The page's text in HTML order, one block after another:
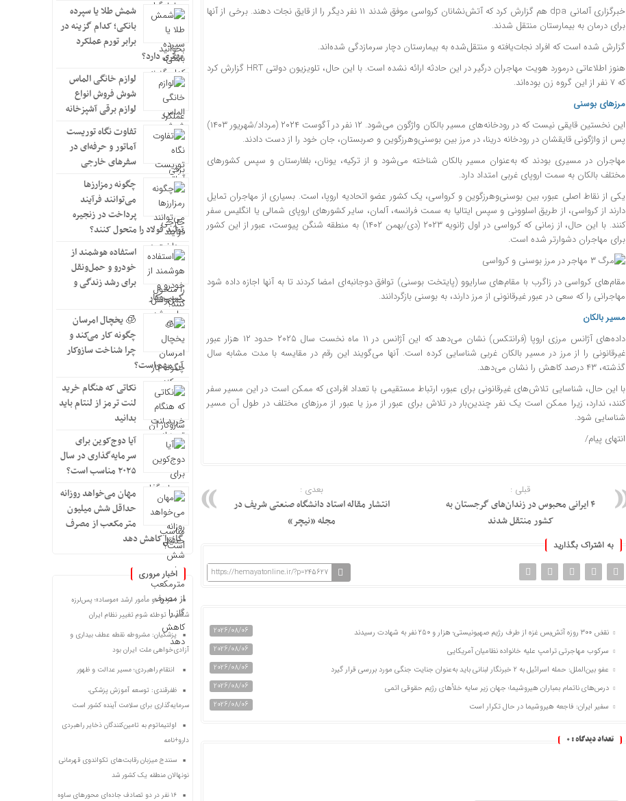
خبرگزاری آلمانی dpa هم گزارش کرد که آتش‌نشانان کرواسی موفق شدند ۱۱ نفر دیگر را از قایق نجات دهند. برخی از آنها
برای درمان به بیمارستان منتقل شدند.
گزارش شده است که افراد نجات‌یافته و منتقل‌شده به بیمارستان دچار سرمازدگی شده‌اند.
هنوز اطلاعاتی درمورد هویت مهاجران درگیر در این حادثه ارائه نشده است. با این حال، تلویزیون دولتی HRT گزارش کرد
که ۷ نفر از این گروه زن بوده‌اند.
مرز‌های بوسنی
این نخستین قایقی نیست که در رودخانه‌های مسیر بالکان واژگون می‌شود. ۱۲ نفر در آگوست ۲۰۲۴ (مرداد/شهریور ۱۴۰۳)
پس از واژگونی قایقشان در رودخانه درینا، در مرز بین بوسنی‌وهرزگوین و صربستان، جان خود را از دست دادند.
مهاجران در مسیری بودند که به‌عنوان مسیر بالکان شناخته می‌شود و از ترکیه، یونان، بلغارستان و سپس کشور‌های
مختلف بالکان به سمت اروپای غربی امتداد دارد.
یکی از نقاط اصلی عبور، بین بوسنی‌وهرزگوین و کرواسی، یک کشور عضو اتحادیه اروپا، است. بسیاری از مهاجران تمایل
دارند از کرواسی، از طریق اسلوونی و سپس ایتالیا به سمت فرانسه، آلمان، سایر کشور‌های اروپای شمالی یا انگلیس سفر
کنند. با این حال، از زمانی که کرواسی در اول ژانویه ۲۰۲۳ (دی/بهمن ۱۴۰۲) به منطقه شنگن پیوست، عبور از این کشور
برای مهاجران دشوارتر شده است.
مقام‌های کرواسی در زاگرب با مقام‌های سارایوو (پایتخت بوسنی) توافق دوجانبه‌ای امضا کردند تا به آنها اجازه داده شود
مهاجرانی را که سعی در عبور غیرقانونی از مرز دارند، به بوسنی بازگردانند.
مسیر بالکان
داده‌های آژانس مرزی اروپا (فرانتکس) نشان می‌دهد که این آژانس در ۱۱ ماه نخست سال ۲۰۲۵ حدود ۱۲ هزار عبور
غیرقانونی را از مرز در مسیر بالکان غربی شناسایی کرده است. آنها می‌گویند این رقم در مقایسه با مدت مشابه سال
گذشته، ۴۳ درصد کاهش را نشان می‌دهد.
با این حال، شناسایی تلاش‌های غیرقانونی برای عبور، ارتباط مستقیمی با تعداد افرادی که ممکن است در این مسیر سفر
کنند، ندارد، زیرا ممکن است یک نفر چندین‌بار در تلاش برای عبور از مرز یا عبور از مرز‌های مختلف در طول آن مسیر
شناسایی شود.
انتهای پیام/
بعدی :
انتشار مقاله استاد دانشگاه صنعتی شریف در
مجله «نیچر»
قبلی :
۴ ایرانی محبوس در زندان‌های گرجستان به
کشور منتقل شدند
به اشتراک بگذارید
https://hemayatonline.ir/?p=245627
نقض ۳۰۰ روزه آتش‌بس غزه از طرف رژیم صهیونیستی؛ هزار و ۲۵۰ نفر به شهادت رسیدند
2026/08/06
سرکوب مهاجرتی ترامپ علیه خانواده نظامیان آمریکایی
2026/08/06
عفو بین‌الملل: حمله اسرائیل به ۲ خبرنگار لبنانی باید به‌عنوان جنایت جنگی مورد بررسی قرار گیرد
2026/08/06
درس‌های ناتمام بمباران هیروشیما؛ جهان زیر سایه خلأ‌های رژیم حقوقی اتمی
2026/08/06
سفیر ایران: فاجعه هیروشیما در حال تکرار است
2026/08/06
تعداد دیدگاه : 0
شمش طلا یا سپرده
بانکی؛ کدام گزینه در
برابر تورم عملکرد
بهتری دارد؟
لوازم خانگی الماس
شوش فروش انواع
لوازم برقی آشپزخانه
تفاوت نگاه توریست
آماتور و حرفه‌ای در
سفرهای خارجی
چگونه رمزارزها
می‌توانند فرآیند
پرداخت در زنجیره
تولید فولاد را متحول کنند؟
استفاده هوشمند از
خودرو و حمل‌ونقل
برای رشد زندگی و
کسب‌وکار
🧊 یخچال امرسان
چگونه کار می‌کند و
چرا شناخت سازوکار
آن مهم است؟
نکاتی که هنگام خرید
لنت ترمز از لنتام باید
بدانید
آیا دوج‌کوین برای
سرمایه‌گذاری در سال
۲۰۲۵ مناسب است؟
مهان می‌خواهد روزانه
حداقل شش میلیون
مترمکعب از مصرف
گاز را کاهش دهد
اخبار مروری
اخراج دو مأمور ارشد «موساد»؛ پس‌لرزه
شکست توطئه شوم تغییر نظام ایران
پزشکیان: مشروطه نقطه عطف بیداری و
آزادی‌خواهی ملت ایران بود
انتقام راهبردی؛ مسیر عدالت و ظهور
ظفرقندی: توسعه آموزش پزشکی،
سرمایه‌گذاری برای سلامت آینده کشور است
اولتیماتوم به تامین‌کنندگان ذخایر راهبردی
دارو+نامه
سنندج میزبان رقابت‌های تکواندوی قهرمانی
نونهالان منطقه یک کشور شد
۱۶ نفر در دو تصادف جاده‌ای محورهای ساوه